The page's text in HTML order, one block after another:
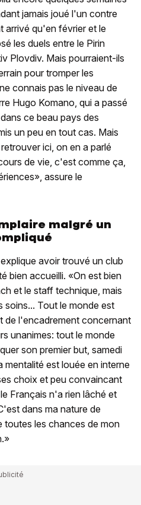
jamais joué l'un contre
qu'en février et le
les duels entre le Pirin
Plovdiv. Mais pourraient-ils
pour tromper les
connais pas le niveau de
Hugo Komano, qui a passé
ce beau pays des
un peu en tout cas. Mais
ici, on en a parlé
de vie, c'est comme ça,
assure le
malgré un
avoir trouvé un club
bien accueilli. «On est bien
et le staff technique, mais
soins... Tout le monde est
de l'encadrement concernant
unanimes: tout le monde
son premier but, samedi
est louée en interne
choix et peu convaincant
Français n'a rien lâché et
dans ma nature de
toutes les chances de mon